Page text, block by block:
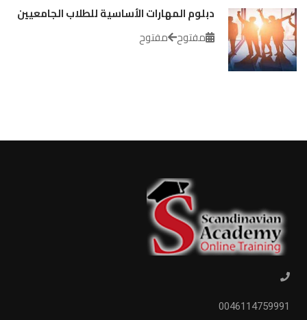
دبلوم المهارات الأساسية للطلاب الجامعيين
مفتوح مفتوح
0046114759991